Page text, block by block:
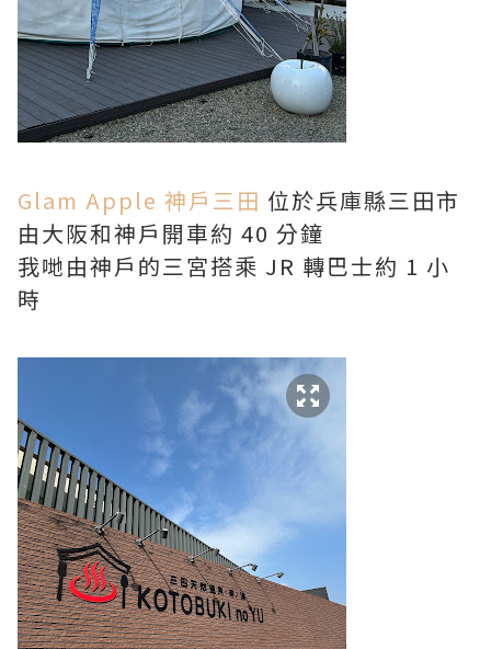
Glam Apple 神戶三田 位於兵庫縣三田市
由大阪和神戶開車約 40 分鐘
我哋由神戶的三宮搭乘 JR 轉巴士約 1 小
時